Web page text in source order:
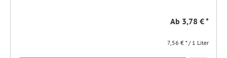
Ab 3,78 € *
7,56 € * / 1 Liter